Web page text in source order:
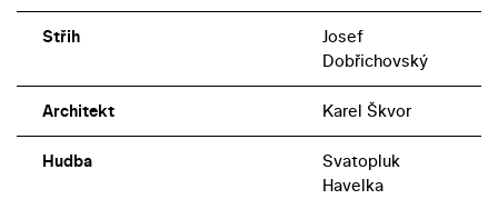
Střih
Josef
Dobřichovský
Architekt Karel Škvor
Hudba
Svatopluk
Havelka